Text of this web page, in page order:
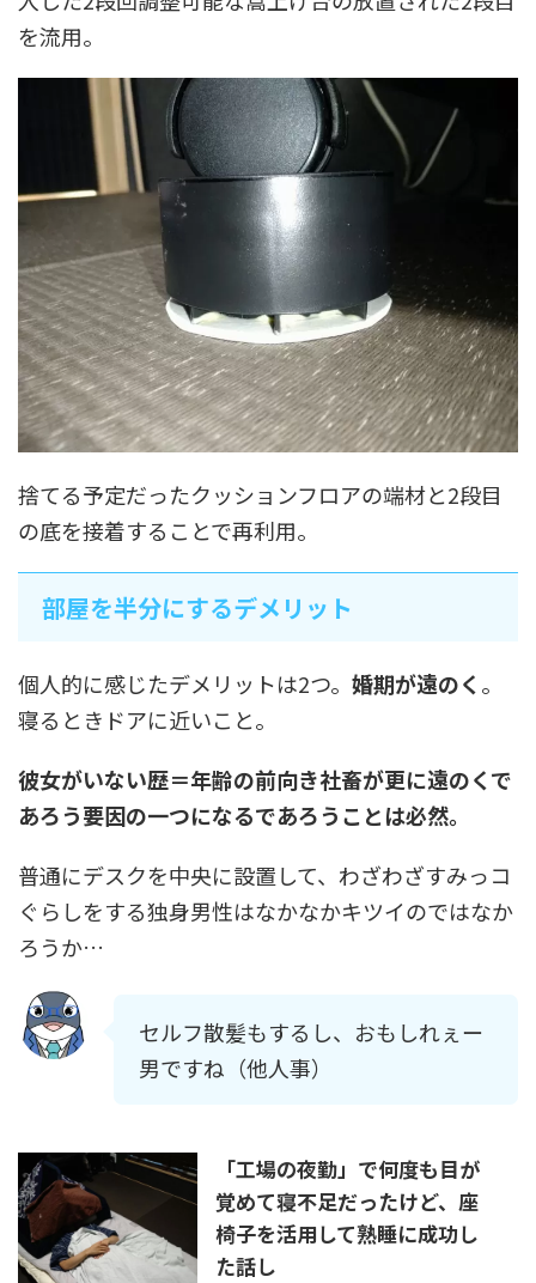
を流用。
捨てる予定だったクッションフロアの端材と2段目
の底を接着することで再利用。
部屋を半分にするデメリット
個人的に感じたデメリットは2つ。 婚期が遠のく 。
寝るときドアに近いこと。
彼女がいない歴＝年齢の前向き社畜が更に遠のくで
あろう要因の一つになるであろうことは必然。
普通にデスクを中央に設置して、わざわざすみっコ
ぐらしをする独身男性はなかなかキツイのではなか
ろうか…
セルフ散髪もするし、おもしれぇー
男ですね（他人事）
「工場の夜勤」で何度も目が
覚めて寝不足だったけど、座
椅子を活用して熟睡に成功し
た話し